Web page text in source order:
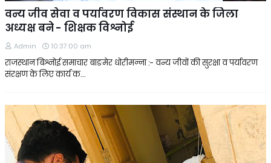
वन्य जीव सेवा व पर्यावरण विकास संस्थान के जिला
अध्यक्ष बने - शिक्षक विश्नोई
Admin 10:37:00 am
राजस्थान बिश्नोई समाचार बाङमेर धोरीमन्ना :- वन्य जीवों की सुरक्षा व पर्यावरण
संरक्षण के लिए कार्य क…